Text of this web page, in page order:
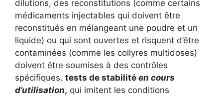
dilutions, des reconstitutions (comme certains
médicaments injectables qui doivent être
reconstitués en mélangeant une poudre et un
liquide) ou qui sont ouvertes et risquent d’être
contaminées (comme les collyres multidoses)
doivent être soumises à des contrôles
spécifiques. tests de stabilité en cours
d’utilisation, qui imitent les conditions